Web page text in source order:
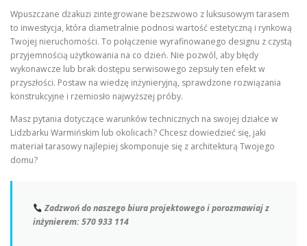
Wpuszczane dżakuzi zintegrowane bezszwowo z luksusowym tarasem
to inwestycja, która diametralnie podnosi wartość estetyczną i rynkową
Twojej nieruchomości. To połączenie wyrafinowanego designu z czystą
przyjemnością użytkowania na co dzień. Nie pozwól, aby błędy
wykonawcze lub brak dostępu serwisowego zepsuły ten efekt w
przyszłości. Postaw na wiedzę inżynieryjną, sprawdzone rozwiązania
konstrukcyjne i rzemiosło najwyższej próby.
Masz pytania dotyczące warunków technicznych na swojej działce w
Lidzbarku Warmińskim lub okolicach? Chcesz dowiedzieć się, jaki
materiał tarasowy najlepiej skomponuje się z architekturą Twojego
domu?
Zadzwoń do naszego biura projektowego i porozmawiaj z
inżynierem:570 933 114